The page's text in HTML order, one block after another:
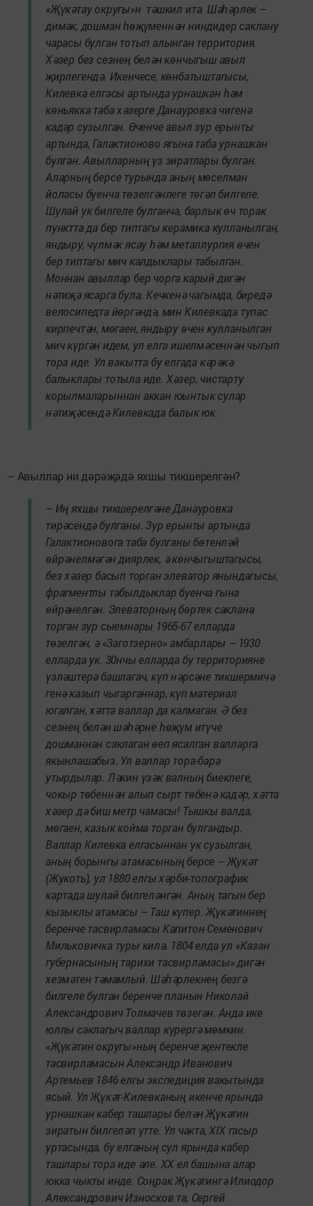
«Җүкәтау округы»н тәшкил итә. Шәһәрлек –
димәк, дошман һөҗүменнән ниндидер саклану
чарасы булган тотып алынган территория.
Хәзер без сезнең белән көнчыгыш авыл
җирлегендә. Икенчесе, көнбатыштагысы,
Килевка елгасы артында урнашкан һәм
көньякка таба хәзерге Данауровка чигенә
кадәр сузылган. Өченче авыл зур ерынты
артында, Галактионово ягына таба урнашкан
булган. Авылларның үз зиратлары булган.
Аларның берсе турында аның мөселман
йоласы буенча төзелгәнлеге төгәл билгеле.
Шулай ук билгеле булганча, барлык өч торак
пунктта да бер типтагы керамика кулланылган,
яндыру, чүлмәк ясау һәм металлургия өчен
бер типтагы мич калдыклары табылган.
Моннан авыллар бер чорга карый дигән
нәтиҗә ясарга була. Кечкенә чагымда, биредә
велосипедта йөргәндә, мин Килевкада тупас
кирпечтән, мөгаен, яндыру өчен кулланылган
мич күргән идем, ул елга ишелмәсеннән чыгып
тора иде. Ул вакытта бу елгада кәрәкә
балыклары тотыла иде. Хәзер, чис­тарту
корылмаларыннан аккан юынтык сулар
нәтиҗәсендә Килевкада балык юк.
– Авыллар ни дәрәҗәдә яхшы тикшерелгән?
– Иң яхшы тикшерелгәне Данауровка
тирәсендә булганы. Зур ерынты артында
Галактионовога таба булганы бөтенләй
өйрәнелмәгән диярлек, ә көнчыгыштагысы,
без хәзер басып торган элеватор янындагысы,
фрагментлы табылдык­лар буенча гына
өйрәнелгән. Элеваторның бөртек саклана
торган зур сыемнары 1965-67 елларда
төзелгән, ә «Заготзерно» амбарлары – 1930
елларда ук. 30нчы елларда бу территорияне
үзләштерә башлагач, күп нәрсәне тикшермичә
генә казып чыгарганнар, күп материал
югалган, хәтта валлар да калмаган. Ә без
сезнең белән шәһәрне һөҗүм итүче
дошманнан саклаган өеп ясалган валларга
якынлашабыз. Ул валлар тора-бара
утырдылар. Ләкин үзәк валның биеклеге,
чокыр төбеннән алып сырт төбенә кадәр, хәтта
хәзер дә биш метр чамасы! Тышкы валда,
мөгаен, казык койма торган булгандыр.
Валлар Килевка елгасыннан ук сузылган,
аның борынгы атамасының берсе – Җүкәт
(Жукоть), ул 1880 елгы хәрби-топографик
картада шулай билгеләнгән. Аның тагын бер
кызыклы атамасы – Таш күпер. Җүкәтиннең
беренче тасвирламасы Капитон Семенович
Мильковичка туры килә. 1804 елда ул «Казан
губернасының тарихи тасвирламасы» дигән
хезмәтен тәмамлый. Шәһәрлекнең безгә
билгеле булган беренче планын Николай
Александрович Толмачев төзегән. Анда ике
юллы сак­лагыч валлар күрергә мөмкин.
«Җүкәтин округы»ның беренче җентекле
тасвирламасын Александр Иванович
Артемьев 1846 елгы экспедиция вакытында
ясый. Ул Җүкәт-Килевканың икенче ярында
урнашкан кабер ташлары белән Җүкәтин
зиратын билгеләп үтте. Ул чакта, XIX гасыр
уртасында, бу елганың сул ярында кабер
ташлары тора иде әле. XX ел башына алар
юкка чыкты инде. Соңрак Җүкәтингә Илиодор
Александрович Износков та, Сергей